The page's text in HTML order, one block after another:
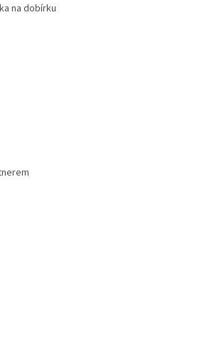
na dobírku